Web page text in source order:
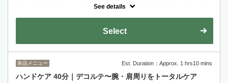
パです♪※オイルを使用します。See details
Select
単品メニュー Est. Duration：Approx. 1 hrs10 mins
ハンドケア 40分｜デコルテ〜腕・肩周りをトータルケア